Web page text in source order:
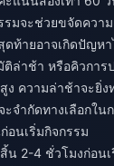
รมจะช่วยขจัดความ
ดท้ายอาจเกิดปัญห
ล่าช้า หรือคิวการ
ง ความล่าช้าจะยิ่
ะจำกัดทางเลือกใ
อนเริ่มกิจกรรม
น 2-4 ชั่วโมงก่อน